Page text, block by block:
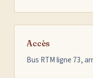
Accès
Bus RTM ligne 73,